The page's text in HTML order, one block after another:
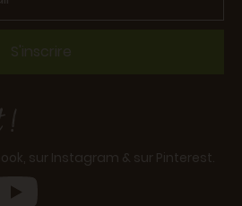
S'inscrire
!
sur Instagram & sur Pinterest.